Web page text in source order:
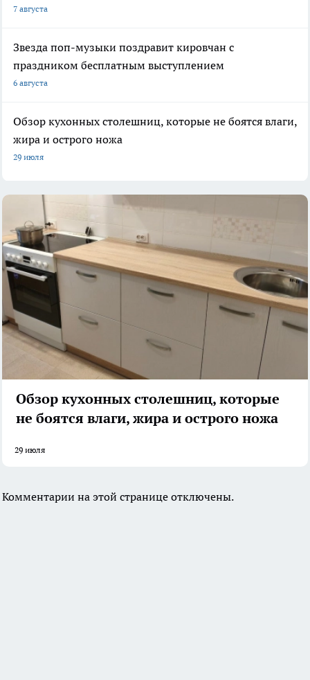
7 августа
Звезда поп-музыки поздравит кировчан с
праздником бесплатным выступлением
6 августа
Обзор кухонных столешниц, которые не боятся влаги,
жира и острого ножа
29 июля
Обзор кухонных столешниц, которые
не боятся влаги, жира и острого ножа
29 июля
Комментарии на этой странице отключены.